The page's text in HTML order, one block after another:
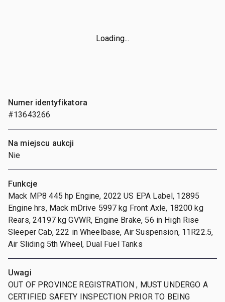
Loading...
Numer identyfikatora
#13643266
Na miejscu aukcji
Nie
Funkcje
Mack MP8 445 hp Engine, 2022 US EPA Label, 12895
Engine hrs, Mack mDrive 5997 kg Front Axle, 18200 kg
Rears, 24197 kg GVWR, Engine Brake, 56 in High Rise
Sleeper Cab, 222 in Wheelbase, Air Suspension, 11R22.5,
Air Sliding 5th Wheel, Dual Fuel Tanks
Uwagi
OUT OF PROVINCE REGISTRATION , MUST UNDERGO A
CERTIFIED SAFETY INSPECTION PRIOR TO BEING